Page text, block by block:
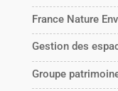
France Nature
Gestion des
Groupe